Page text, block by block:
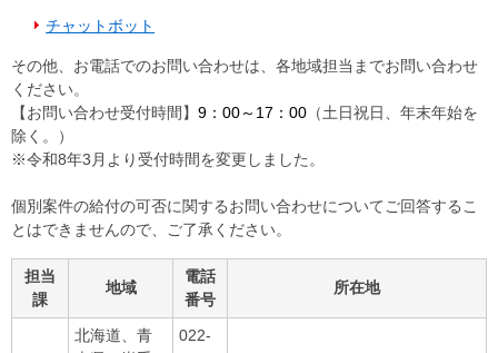
チャットボット
その他、お電話でのお問い合わせは、各地域担当までお問い合わせ
ください。
【お問い合わせ受付時間】 9：00～17：00 （土日祝日、年末年始を
除く。）
※令和8年3月より受付時間を変更しました。
個別案件の給付の可否に関するお問い合わせについてご回答するこ
とはできませんので、ご了承ください。
担当
課
地域
電話
番号
所在地
北海道、青
022-